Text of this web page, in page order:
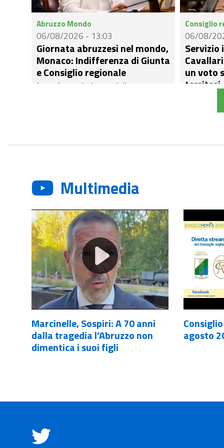
ambiti.
Abruzzo Mondo
06/08/2026 - 13:03
Giornata abruzzesi nel mondo,
Monaco: Indifferenza di Giunta
e Consiglio regionale
(ACRA) - "Nel silenzio delle istituzioni
Consiglio
06/08/
Servizio
un voto
territori
(ACRA)
nota
relativo
Multimedia
Marcinelle, Sospiri: A 70 anni
dalla tragedia l’Abruzzo non
dimentica i suoi figli
agosto